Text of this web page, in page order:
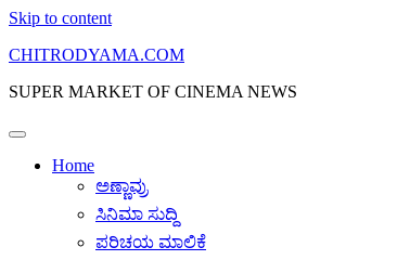
Skip to content
CHITRODYAMA.COM
SUPER MARKET OF CINEMA NEWS
Home
ಅಣ್ಣಾವ್ರು
ಸಿನಿಮಾ ಸುದ್ದಿ
ಪರಿಚಯ ಮಾಲಿಕೆ